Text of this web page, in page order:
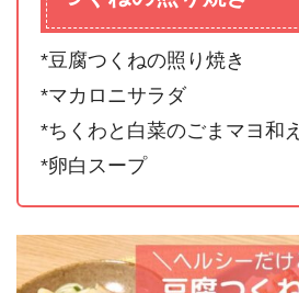
*豆腐つくねの照り焼き
*マカロニサラダ
*ちくわと白菜のごまマヨ和え
*卵白スープ